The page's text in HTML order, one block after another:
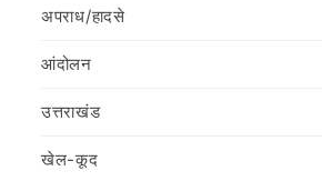
अपराध/हादसे
आंदोलन
उत्तराखंड
खेल-कूद